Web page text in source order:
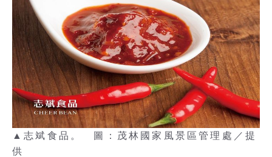
▲志斌食品。 圖：茂林國家風景區管理處／提
供